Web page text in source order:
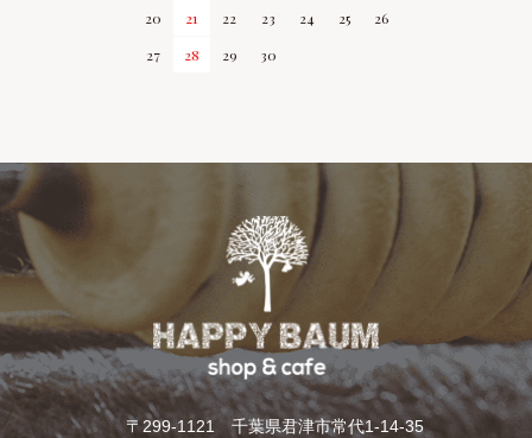
20
21 22 23 24 25
26
27
28 29 30
〒299-1121 千葉県君津市常代1-14-35